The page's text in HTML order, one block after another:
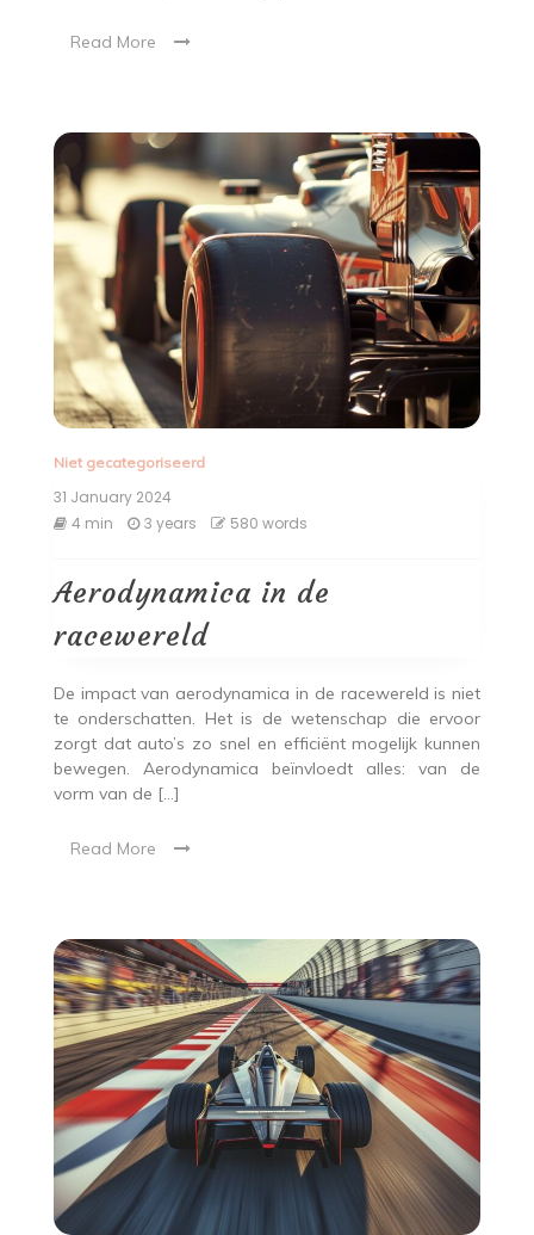
Read More
Niet gecategoriseerd
31 January 2024
4 min
3 years 580 words
Aerodynamica in de
racewereld
De impact van aerodynamica in de racewereld is niet
te onderschatten. Het is de wetenschap die ervoor
zorgt dat auto’s zo snel en efficiënt mogelijk kunnen
bewegen. Aerodynamica beïnvloedt alles: van de
vorm van de […]
Read More